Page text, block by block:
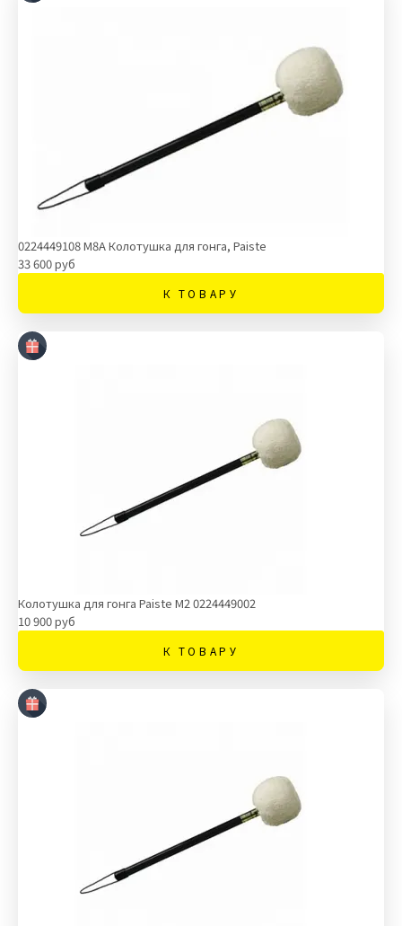
0224449108 M8A Колотушка для гонга, Paiste
33 600 руб
К ТОВАРУ
Колотушка для гонга Paiste М2 0224449002
10 900 руб
К ТОВАРУ